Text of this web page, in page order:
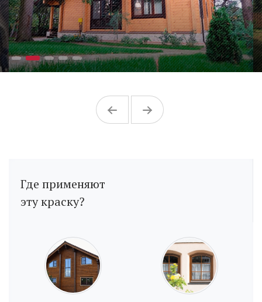
Где применяют
эту краску?